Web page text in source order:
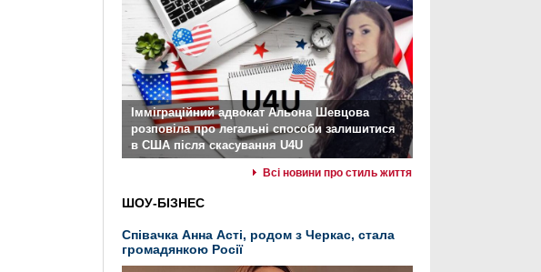
Імміграційний адвокат Альона Шевцова
розповіла про легальні способи залишитися
в США після скасування U4U
Всі новини про стиль життя
ШОУ-БІЗНЕС
Співачка Анна Асті, родом з Черкас, стала
громадянкою Росії